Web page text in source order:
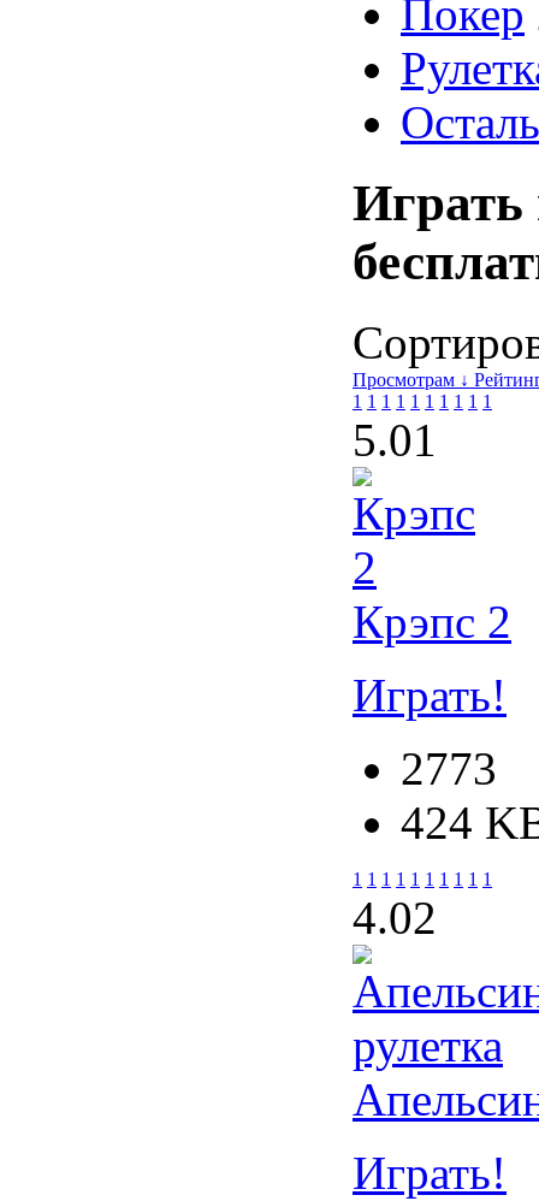
Покер
Играть
Просмотрам ↓
1 1 1 1 1 1 1 1 1 1
5.01
Крэпс 2
Играть!
2773
424
1 1 1 1 1 1 1 1 1 1
4.02
Играть!